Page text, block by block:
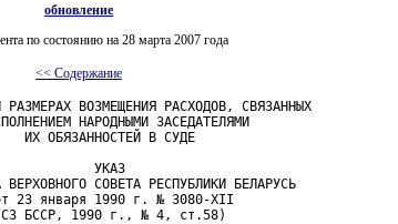
обновление
по состоянию на 28 марта 2007 года
<< Содержание
РАЗМЕРАХ ВОЗМЕЩЕНИЯ РАСХОДОВ, СВЯЗАННЫХ
НАРОДНЫМИ ЗАСЕДАТЕЛЯМИ
ИХ ОБЯЗАННОСТЕЙ В СУДЕ
УКАЗ
ВЕРХОВНОГО СОВЕТА РЕСПУБЛИКИ БЕЛАРУСЬ
23 января 1990 г. № 3080-XII
БССР, 1990 г., № 4, ст.58)